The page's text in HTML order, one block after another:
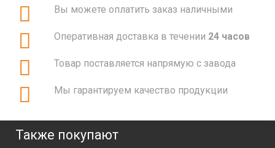
Вы можете оплатить заказ наличными
Оперативная доставка в течении 24 часов
Товар поставляется напрямую с завода
Мы гарантируем качество продукции
Также покупают